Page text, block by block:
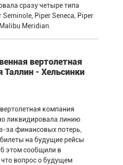
сразу четыре типа
Piper Seneca, Piper
Meridian.
вертолетная
Таллин - Хельсинки
компания
ликвидировала линию
за финансовых потерь,
на будущие рейсы
этом сообщили в
вопрос о будущем